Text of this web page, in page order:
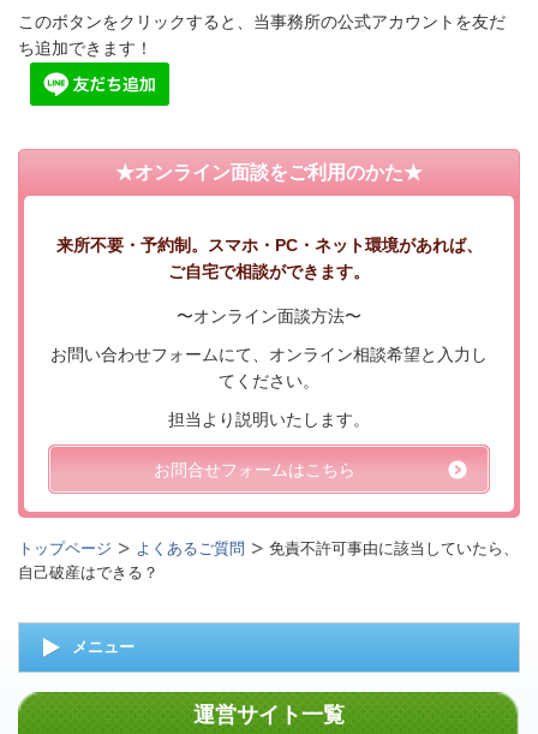
このボタンをクリックすると、当事務所の公式アカウントを友だ
ち追加できます！
★オンライン面談をご利用のかた★
来所不要・予約制。スマホ・PC・ネット環境があれば、
ご自宅で相談ができます。
〜オンライン面談方法〜
お問い合わせフォームにて、オンライン相談希望と入力し
てください。
担当より説明いたします。
お問合せフォームはこちら
トップページ よくあるご質問
免責不許可事由に該当していたら、
自己破産はできる？
メニュー
運営サイト一覧